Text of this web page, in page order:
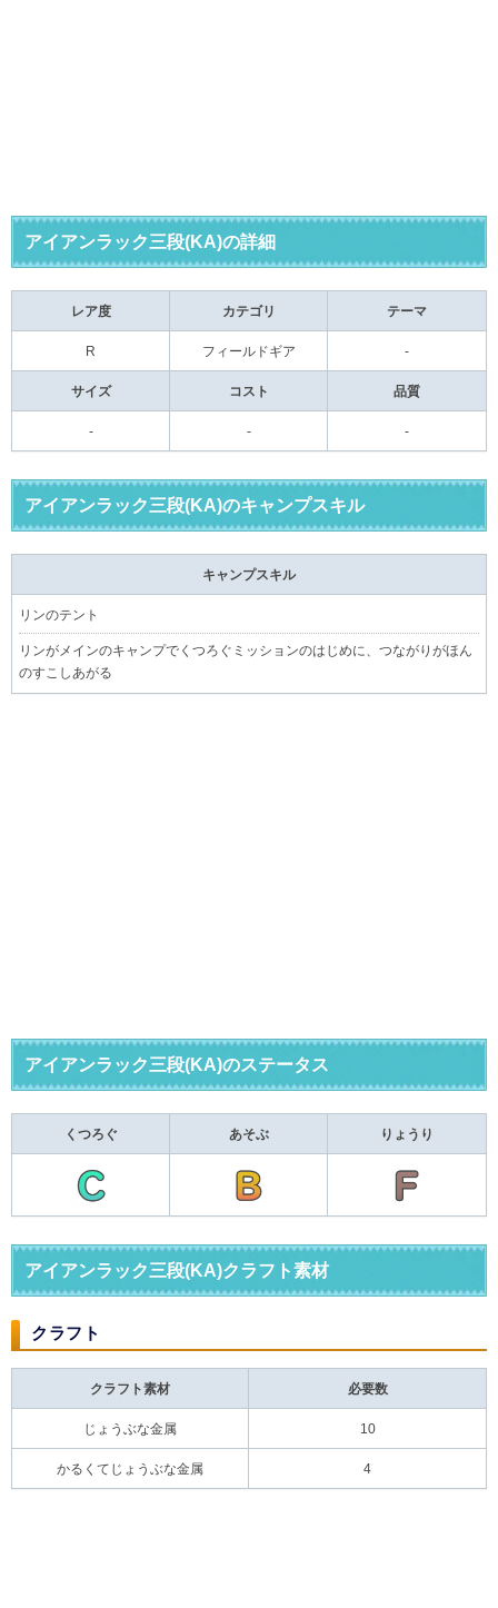
アイアンラック三段(KA)の詳細
レア度 カテゴリ テーマ
R フィールドギア -
サイズ コスト 品質
- - -
アイアンラック三段(KA)のキャンプスキル
キャンプスキル
リンのテント
リンがメインのキャンプでくつろぐミッションのはじめに、つながりがほん
のすこしあがる
アイアンラック三段(KA)のステータス
くつろぐ あそぶ りょうり
アイアンラック三段(KA)クラフト素材
クラフト
クラフト素材 必要数
じょうぶな金属 10
かるくてじょうぶな金属 4